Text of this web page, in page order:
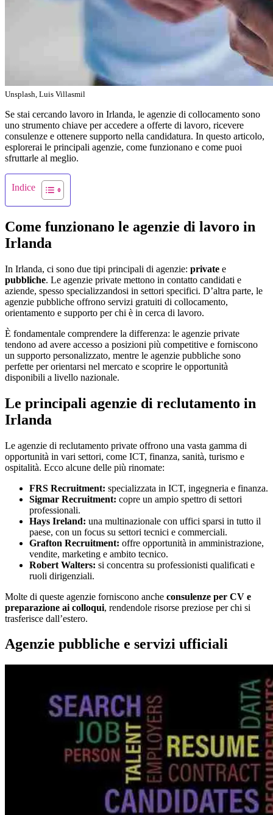
Unsplash, Luis Villasmil
Se stai cercando lavoro in Irlanda, le agenzie di collocamento sono
uno strumento chiave per accedere a offerte di lavoro, ricevere
consulenze e ottenere supporto nella candidatura. In questo articolo,
esplorerai le principali agenzie, come funzionano e come puoi
sfruttarle al meglio.
Indice
Come funzionano le agenzie di lavoro in
Irlanda
In Irlanda, ci sono due tipi principali di agenzie: private e
pubbliche. Le agenzie private mettono in contatto candidati e
aziende, spesso specializzandosi in settori specifici. D’altra parte, le
agenzie pubbliche offrono servizi gratuiti di collocamento,
orientamento e supporto per chi è in cerca di lavoro.
È fondamentale comprendere la differenza: le agenzie private
tendono ad avere accesso a posizioni più competitive e forniscono
un supporto personalizzato, mentre le agenzie pubbliche sono
perfette per orientarsi nel mercato e scoprire le opportunità
disponibili a livello nazionale.
Le principali agenzie di reclutamento in
Irlanda
Le agenzie di reclutamento private offrono una vasta gamma di
opportunità in vari settori, come ICT, finanza, sanità, turismo e
ospitalità. Ecco alcune delle più rinomate:
FRS Recruitment: specializzata in ICT, ingegneria e finanza.
Sigmar Recruitment: copre un ampio spettro di settori
professionali.
Hays Ireland: una multinazionale con uffici sparsi in tutto il
paese, con un focus su settori tecnici e commerciali.
Grafton Recruitment: offre opportunità in amministrazione,
vendite, marketing e ambito tecnico.
Robert Walters: si concentra su professionisti qualificati e
ruoli dirigenziali.
Molte di queste agenzie forniscono anche consulenze per CV e
preparazione ai colloqui, rendendole risorse preziose per chi si
trasferisce dall’estero.
Agenzie pubbliche e servizi ufficiali